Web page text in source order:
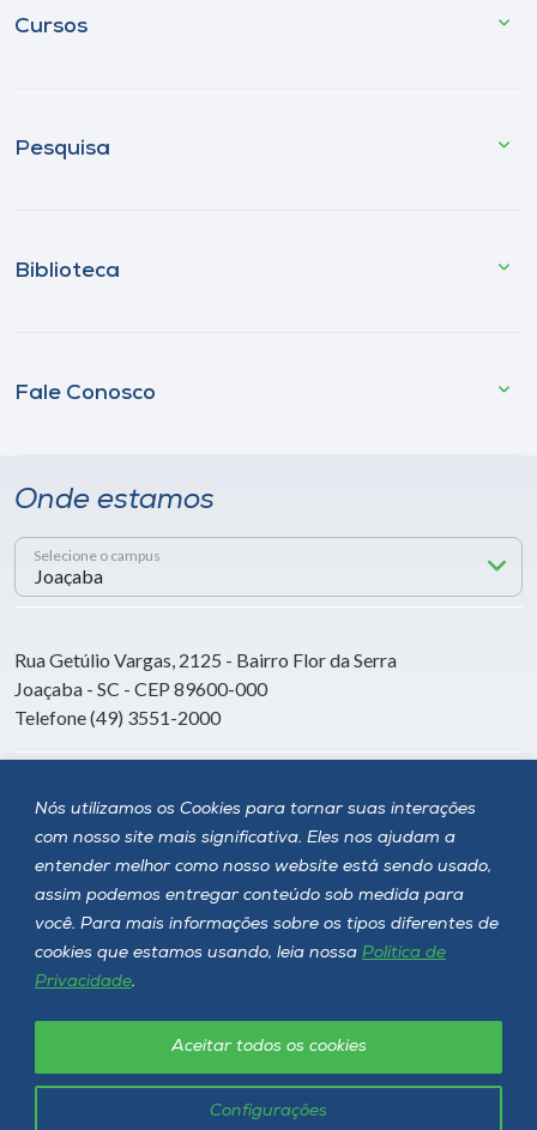
Nós utilizamos os Cookies para tornar suas interações
com nosso site mais significativa. Eles nos ajudam a
entender melhor como nosso website está sendo usado,
assim podemos entregar conteúdo sob medida para
você. Para mais informações sobre os tipos diferentes de
cookies que estamos usando, leia nossa Política de
Privacidade.
Configurações
Aceitar todos os cookies
Cursos
Pesquisa
Biblioteca
Fale Conosco
Onde estamos
Selecione o campus
Rua Getúlio Vargas, 2125 - Bairro Flor da Serra
Joaçaba - SC - CEP 89600-000
Telefone (49) 3551-2000
Siga a Unoesc
Unoesc © 2026 - Todos os direitos reservados
Política de privacidade LGPD